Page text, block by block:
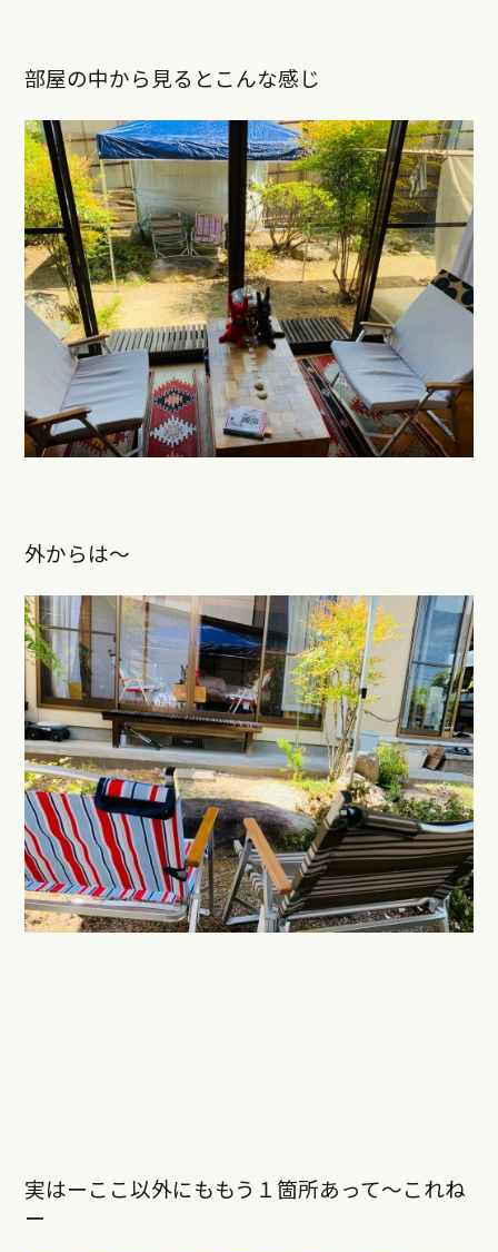
部屋の中から見るとこんな感じ
外からは〜
実はーここ以外にももう１箇所あって〜これね
ー